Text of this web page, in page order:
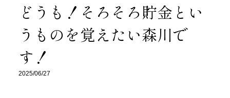
どうも！そろそろ貯金とい
うものを覚えたい森川で
す！
2025/06/27